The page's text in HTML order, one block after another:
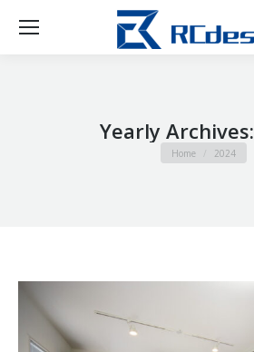
Yearly Archives:
You are here:
Home 2024